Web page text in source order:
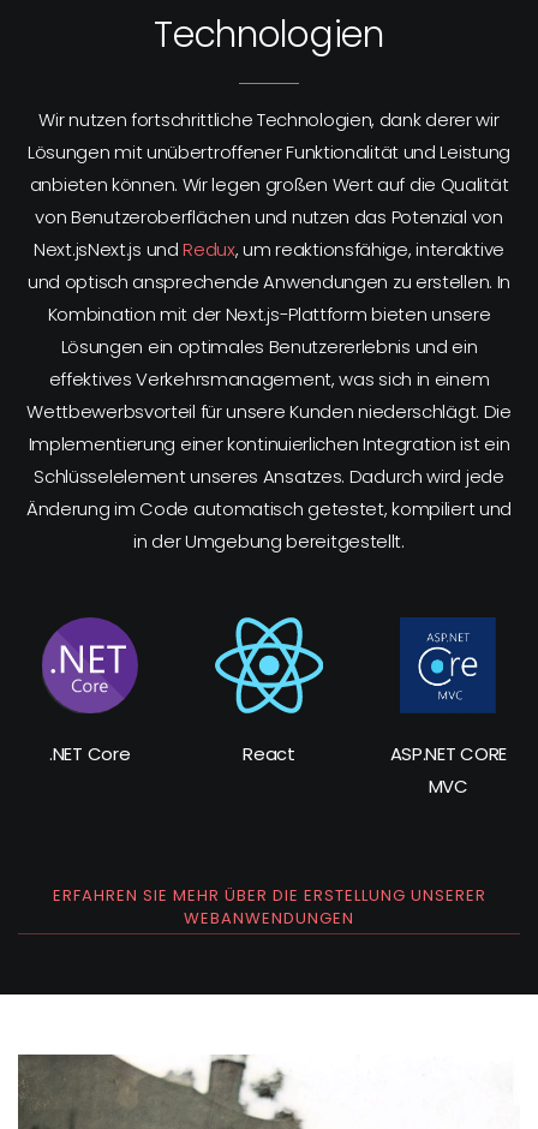
Technologien
Wir nutzen fortschrittliche Technologien, dank derer wir
Lösungen mit unübertroffener Funktionalität und Leistung
anbieten können. Wir legen großen Wert auf die Qualität
von Benutzeroberflächen und nutzen das Potenzial von
Next.jsNext.js undRedux, um reaktionsfähige, interaktive
und optisch ansprechende Anwendungen zu erstellen. In
Kombination mit der Next.js-Plattform bieten unsere
Lösungen ein optimales Benutzererlebnis und ein
effektives Verkehrsmanagement, was sich in einem
Wettbewerbsvorteil für unsere Kunden niederschlägt. Die
Implementierung einer kontinuierlichen Integration ist ein
Schlüsselelement unseres Ansatzes. Dadurch wird jede
Änderung im Code automatisch getestet, kompiliert und
in der Umgebung bereitgestellt.
.NET Core React
ASP.NET CORE
MVC
ERFAHREN SIE MEHR ÜBER DIE ERSTELLUNG UNSERER
WEBANWENDUNGEN